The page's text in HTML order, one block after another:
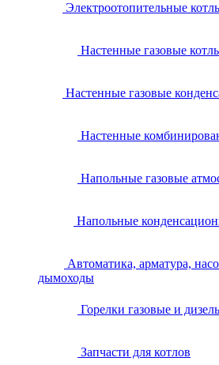
Электроотопительные
Настенные газовые
Настенные газовые
Настенные
Напольные газовые
Напольные
Автоматика, арматура,
дымоходы
Горелки газовые и
Запчасти для котлов